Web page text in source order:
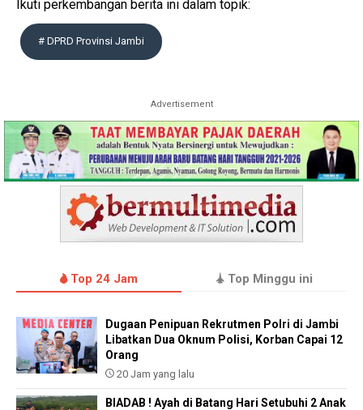
Ikuti perkembangan berita ini dalam topik:
# DPRD Provinsi Jambi
Advertisement
Top 24 Jam Top Minggu ini
Dugaan Penipuan Rekrutmen Polri di Jambi
Libatkan Dua Oknum Polisi, Korban Capai 12
Orang
20 Jam yang lalu
BIADAB ! Ayah di Batang Hari Setubuhi 2 Anak